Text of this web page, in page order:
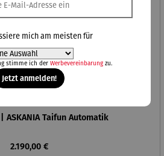
ASKANIA Taifun Automatik
Regulärer Preis:
2.190,00 €
mich am meisten für
stimme ich der Werbevereinbarungzu.
Jetzt anmelden!